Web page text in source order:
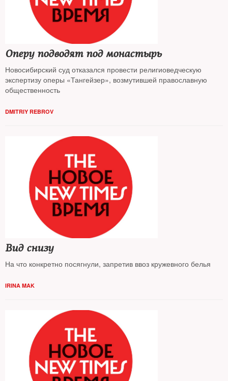
Оперу подводят под монастырь
Новосибирский суд отказался провести религиоведческую
экспертизу оперы «Тангейзер», возмутившей православную
общественность
DMITRIY REBROV
Вид снизу
На что конкретно посягнули, запретив ввоз кружевного белья
IRINA MAK